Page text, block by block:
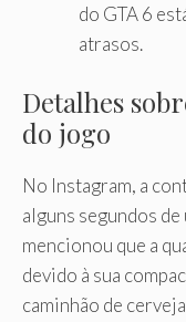
do GTA 6
atrasos.
Detalhes
do jogo
No Instagram, a
alguns segundos
mencionou que a
devido à sua
caminhão de